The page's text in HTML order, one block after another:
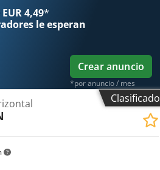
4,49*
le esperan
Crear anuncio
*por anuncio / mes
Clasificado